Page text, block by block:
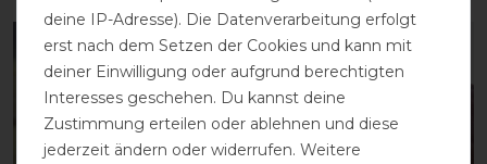
-13% -13%
deine IP-Adresse). Die Datenverarbeitung erfolgt
erst nach dem Setzen der Cookies und kann mit
deiner Einwilligung oder aufgrund berechtigten
Interesses geschehen. Du kannst deine
Zustimmung erteilen oder ablehnen und diese
jederzeit ändern oder widerrufen. Weitere